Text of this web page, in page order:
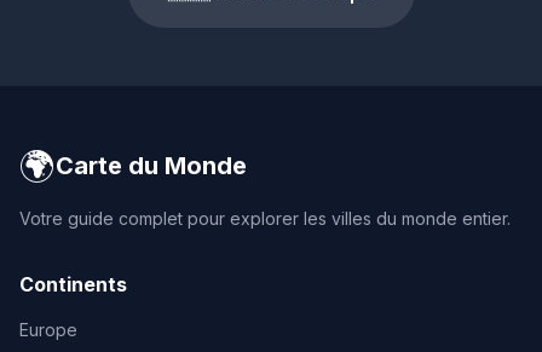
🌍Carte du Monde
Votre guide complet pour explorer les villes du monde entier.
Continents
Europe